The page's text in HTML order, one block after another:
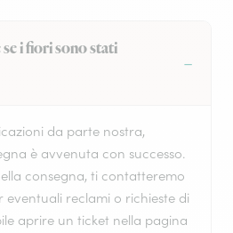
i fiori sono stati
da parte nostra,
è avvenuta con successo.
consegna, ti contatteremo
eventuali reclami o richieste di
aprire un ticket nella pagina